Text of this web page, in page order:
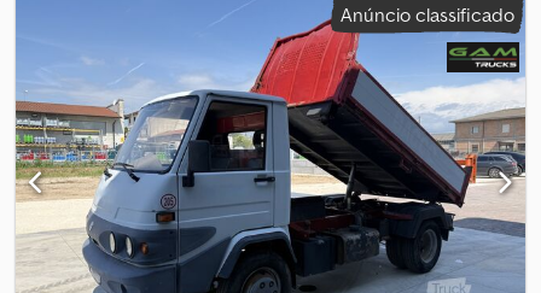
Anúncio classificado